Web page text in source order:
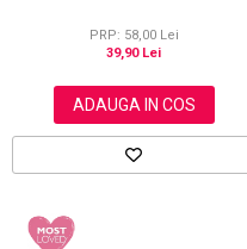
PRP: 58,00 Lei
39,90 Lei
ADAUGA IN COS